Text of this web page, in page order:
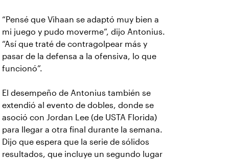
“Pensé que Vihaan se adaptó muy bien a
mi juego y pudo moverme”, dijo Antonius.
“Así que traté de contragolpear más y
pasar de la defensa a la ofensiva, lo que
funcionó”.
El desempeño de Antonius también se
extendió al evento de dobles, donde se
asoció con Jordan Lee (de USTA Florida)
para llegar a otra final durante la semana.
Dijo que espera que la serie de sólidos
resultados, que incluye un segundo lugar